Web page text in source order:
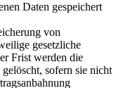
Daten gespeichert
von
gesetzliche
Frist werden die
sofern sie nicht